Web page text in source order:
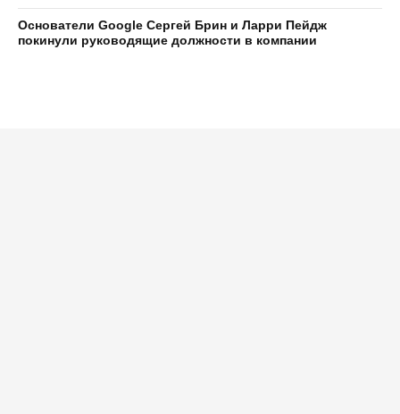
Основатели Google Сергей Брин и Ларри Пейдж
покинули руководящие должности в компании